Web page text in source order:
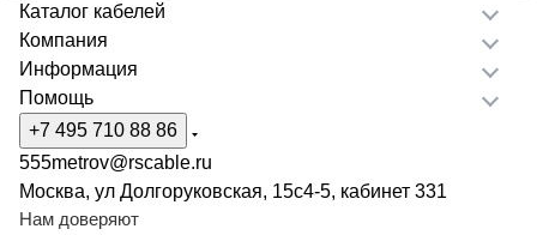
Каталог кабелей
Компания
Информация
Помощь
+7 495 710 88 86
555metrov@rscable.ru
Москва, ул Долгоруковская, 15с4-5, кабинет 331
Нам доверяют